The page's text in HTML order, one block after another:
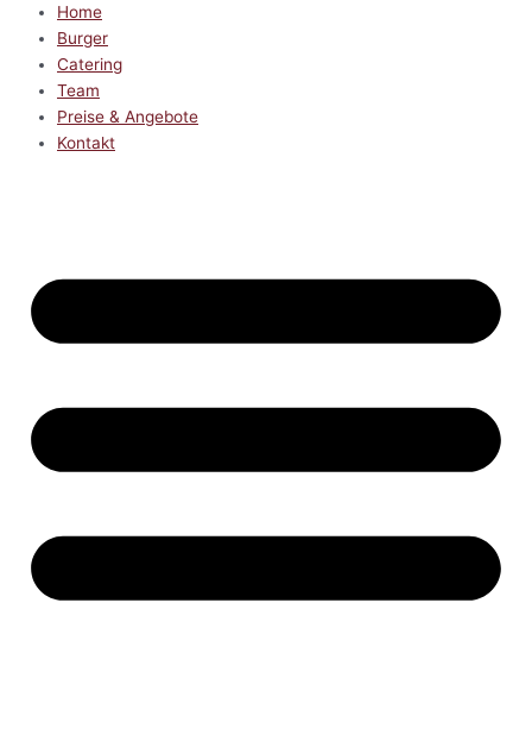
Home
Burger
Catering
Team
Preise & Angebote
Kontakt